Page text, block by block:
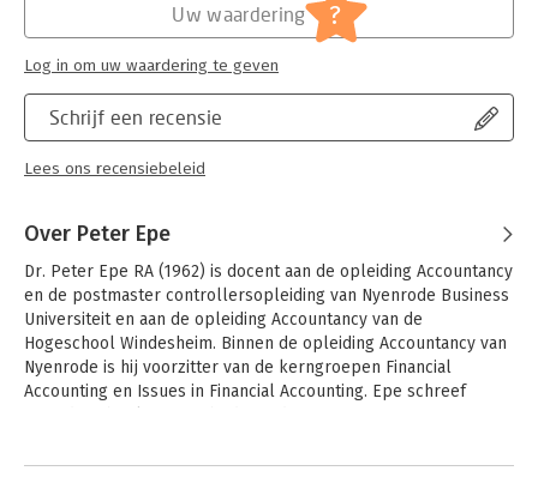
Schrijf een recensie
Lees ons recensiebeleid
Uw waardering ?
Log in om uw waardering te geven
Over Peter Epe
Dr. Peter Epe RA (1962) is docent aan de opleiding Accountancy
en de postmaster controllersopleiding van Nyenrode Business
Universiteit en aan de opleiding Accountancy van de
Hogeschool Windesheim. Binnen de opleiding Accountancy van
Nyenrode is hij voorzitter van de kerngroepen Financial
Accounting en Issues in Financial Accounting. Epe schreef
Andere boeken door Peter Epe